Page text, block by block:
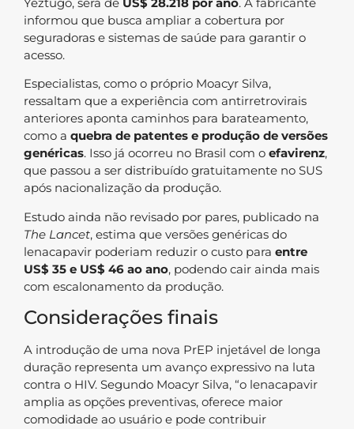
informou que busca ampliar a cobertura por
seguradoras e sistemas de saúde para garantir o
acesso.
Especialistas, como o próprio Moacyr Silva,
ressaltam que a experiência com antirretrovirais
anteriores aponta caminhos para barateamento,
como a quebra de patentes e produção de versões
genéricas. Isso já ocorreu no Brasil com o efavirenz,
que passou a ser distribuído gratuitamente no SUS
após nacionalização da produção.
Estudo ainda não revisado por pares, publicado na
The Lancet, estima que versões genéricas do
lenacapavir poderiam reduzir o custo para entre
US$ 35 e US$ 46 ao ano, podendo cair ainda mais
com escalonamento da produção.
Considerações finais
A introdução de uma nova PrEP injetável de longa
duração representa um avanço expressivo na luta
contra o HIV. Segundo Moacyr Silva, “o lenacapavir
amplia as opções preventivas, oferece maior
comodidade ao usuário e pode contribuir